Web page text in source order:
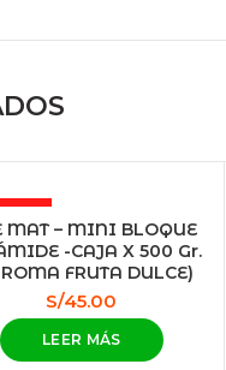
MAT – MINI BLOQUE
-CAJA X 500 Gr.
FRUTA DULCE)
S/45.00
LEER MÁS